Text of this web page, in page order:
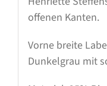
offenen Kanten.
Vorne breite
Dunkelgrau mit